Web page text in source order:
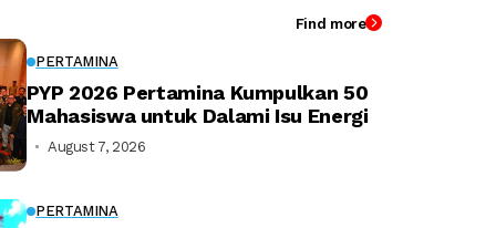
Find more
PERTAMINA
PYP 2026 Pertamina Kumpulkan 50
Mahasiswa untuk Dalami Isu Energi
August 7, 2026
PERTAMINA